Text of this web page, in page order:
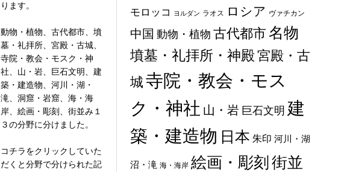
ります。
動物・植物、古代都市、墳
墓・礼拝所、宮殿・古城、
寺院・教会・モスク・神
社、山・岩、巨石文明、建
築・建造物、河川・湖・
滝、洞窟・岩窟、海・海
岸、絵画・彫刻、街並み１
３の分野に分けました。
コチラをクリックしていた
だくと分野で分けられた記
モロッコ
ヨルダン ラオス ロシア ヴァチカン
中国 動物・植物 古代都市 名物
墳墓・礼拝所・神殿宮殿・古
城 寺院・教会・モス
ク・神社 山・岩 巨石文明 建
築・建造物 日本 朱印 河川・湖
沼・滝 海・海岸 絵画・彫刻 街並